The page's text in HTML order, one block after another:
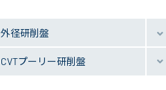
外径研削盤
CVTプーリー研削盤